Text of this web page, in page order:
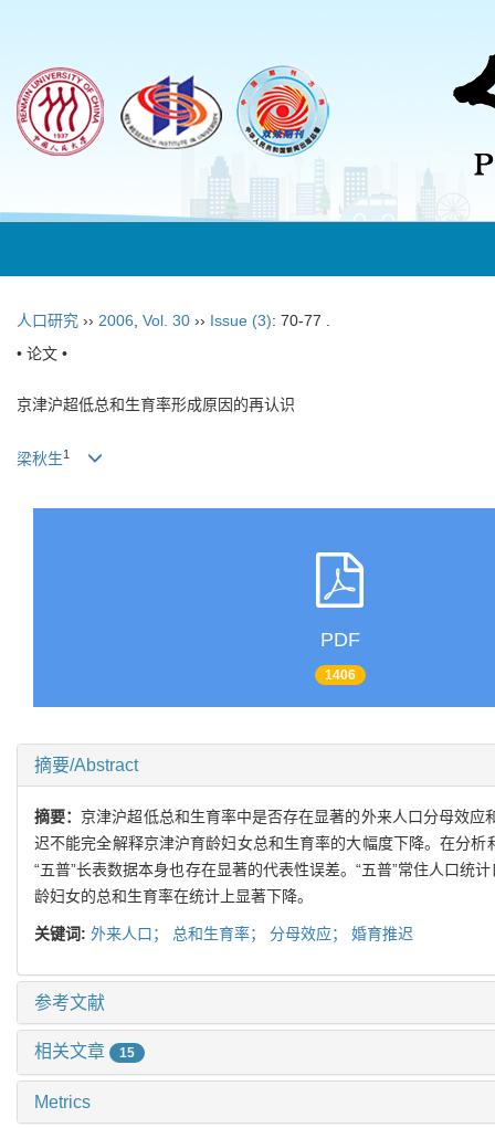
人口研究 ›› 2006 Vol. 30 ›› Issue (3): 70-77 .
• 论文 •
京津沪超低总和生育率形成原因的再认识
梁秋生1
PDF
1406
摘要/Abstract
摘要： 京津沪超低总和生育率中是否存在显著的外来人口分母效
迟不能完全解释京津沪育龄妇女总和生育率的大幅度下降。在分
“五普”长表数据本身也存在显著的代表性误差。“五普”常住人口
龄妇女的总和生育率在统计上显著下降。
关键词: 外来人口； 总和生育率； 分母效应； 婚育推迟
参考文献
相关文章 15
Metrics